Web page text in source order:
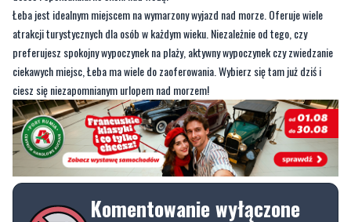
ciekawych miejsc, Łeba ma wiele do zaoferowania. Wybierz się tam już dziś i
ciesz się niezapomnianym urlopem nad morzem!
Komentowanie wyłączone
Ten artykuł nie umożliwia dodawania
wyłączona przez autora lub redakcję.